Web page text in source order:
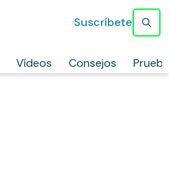
Vídeos Consejos
Suscríbete